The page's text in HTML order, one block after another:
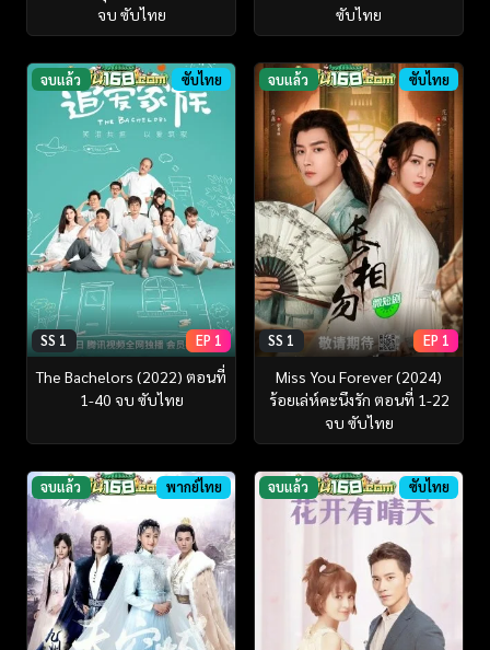
จบ ซับไทย
ซับไทย
จบแล้ว ซับไทย
SS 1 EP 1
The Bachelors (2022) ตอนที่
1-40 จบ ซับไทย
จบแล้ว ซับไทย
SS 1 EP 1
Miss You Forever (2024)
ร้อยเล่ห์คะนึงรัก ตอนที่ 1-22
จบ ซับไทย
จบแล้ว พากย์ไทย จบแล้ว ซับไทย